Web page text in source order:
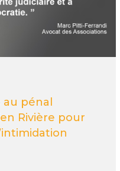
pénal
Rivière pour